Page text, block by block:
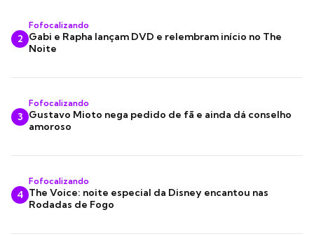
2
Fofocalizando
Gabi e Rapha lançam DVD e relembram início no The
Noite
3
Fofocalizando
Gustavo Mioto nega pedido de fã e ainda dá conselho
amoroso
4
Fofocalizando
The Voice: noite especial da Disney encantou nas
Rodadas de Fogo